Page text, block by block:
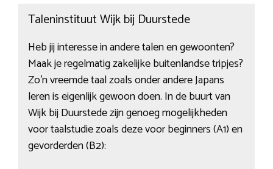
Taleninstituut Wijk bij Duurstede
Heb jij interesse in andere talen en gewoonten?
Maak je regelmatig zakelijke buitenlandse tripjes?
Zo’n vreemde taal zoals onder andere Japans
leren is eigenlijk gewoon doen. In de buurt van
Wijk bij Duurstede zijn genoeg mogelijkheden
voor taalstudie zoals deze voor beginners (A1) en
gevorderden (B2):